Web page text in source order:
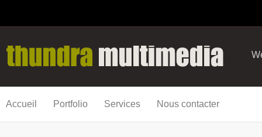
Accueil Portfolio Services Nous contacter